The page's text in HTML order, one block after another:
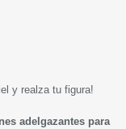
y realza tu figura!
adelgazantes para